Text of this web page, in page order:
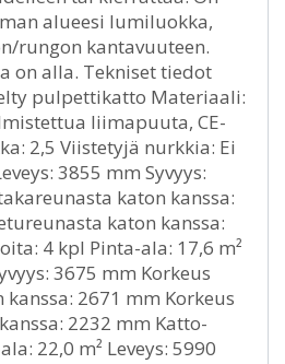
alueesi lumiluokka,
rungon kantavuuteen.
on alla. Tekniset tiedot
pulpettikatto Materiaali:
liimapuuta, CE-
2,5 Viistetyjä nurkkia: Ei
3855 mm Syvyys:
katon kanssa:
katon kanssa:
4 kpl Pinta-ala: 17,6 m²
3675 mm Korkeus
2671 mm Korkeus
2232 mm Katto-
22,0 m² Leveys: 5990